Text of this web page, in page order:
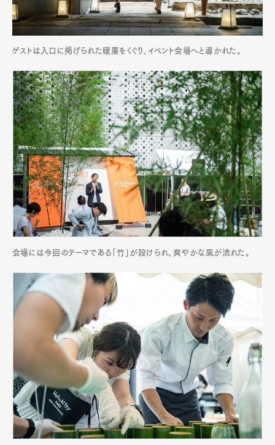
ゲストは入口に掲げられた暖簾をくぐり、イベント会場へと導かれた。
会場には今回のテーマである「竹」が設けられ、爽やかな風が流れた。